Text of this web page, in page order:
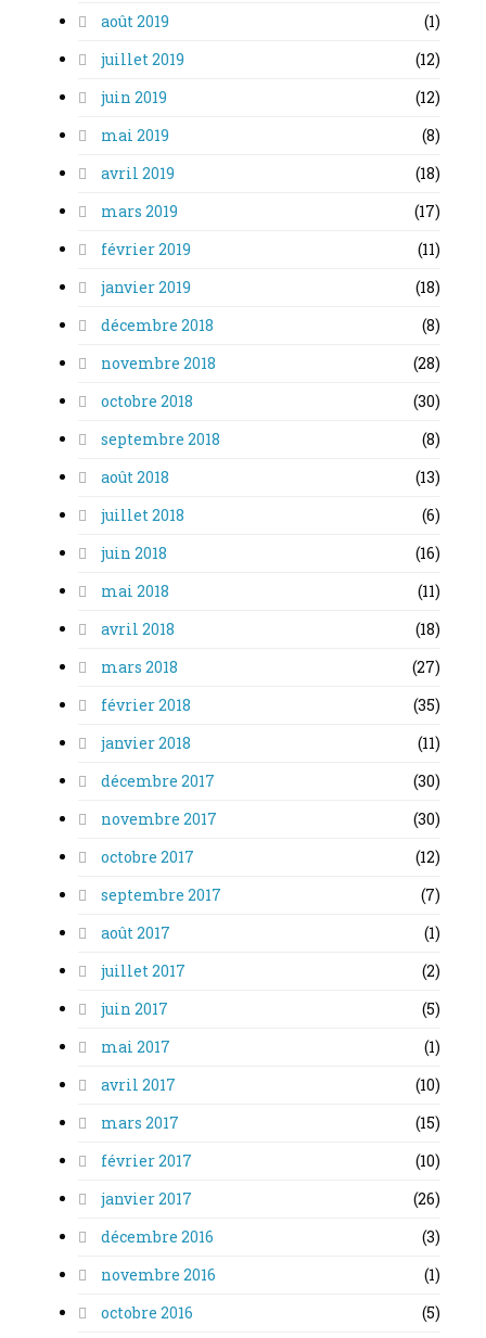
août 2019
(1)
juillet 2019
(12)
juin 2019
(12)
mai 2019
(8)
avril 2019
(18)
mars 2019
(17)
février 2019
(11)
janvier 2019
(18)
décembre 2018
(8)
novembre 2018
(28)
octobre 2018
(30)
septembre 2018
(8)
août 2018
(13)
juillet 2018
(6)
juin 2018
(16)
mai 2018
(11)
avril 2018
(18)
mars 2018
(27)
février 2018
(35)
janvier 2018
(11)
décembre 2017
(30)
novembre 2017
(30)
octobre 2017
(12)
septembre 2017
(7)
août 2017
(1)
juillet 2017
(2)
juin 2017
(5)
mai 2017
(1)
avril 2017
(10)
mars 2017
(15)
février 2017
(10)
janvier 2017
(26)
décembre 2016
(3)
novembre 2016
(1)
octobre 2016
(5)